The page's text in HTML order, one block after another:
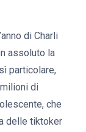
di Charli
assoluto la
particolare,
di
che
delle tiktoker